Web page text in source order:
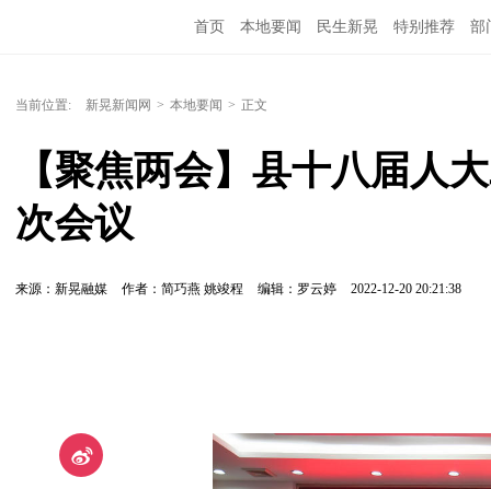
首页 本地要闻 民生新晃 特别推荐 部
当前位置: 新晃新闻网 > 本地要闻 > 正文
【聚焦两会】县十八届人
次会议
来源：新晃融媒 作者：简巧燕 姚竣程 编辑：罗云婷 2022-12-20 20:21:38